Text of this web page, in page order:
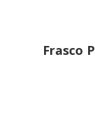
Frasco